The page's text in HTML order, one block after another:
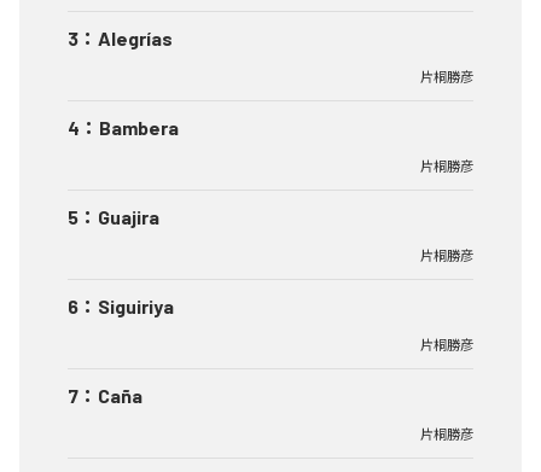
3 ： Alegrías
片桐勝彦
4 ： Bambera
片桐勝彦
5 ： Guajira
片桐勝彦
6 ： Siguiriya
片桐勝彦
7 ： Caña
片桐勝彦